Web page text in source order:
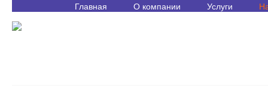
Главная О компании Услуги